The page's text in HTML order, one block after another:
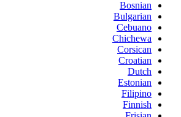
Bosnian
Bulgarian
Cebuano
Chichewa
Corsican
Croatian
Dutch
Estonian
Filipino
Finnish